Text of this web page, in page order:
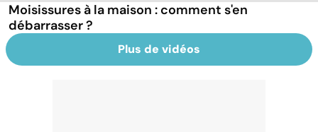
Moisissures à la maison : comment s'en
débarrasser ?
Plus de vidéos